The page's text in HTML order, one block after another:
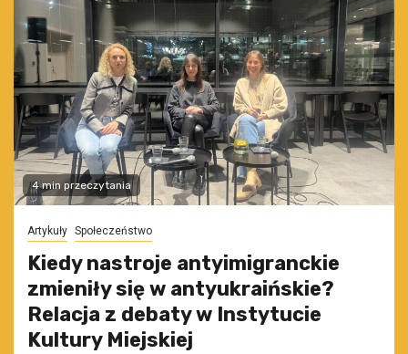
4 min przeczytania
Artykuły Społeczeństwo
Kiedy nastroje antyimigranckie
zmieniły się w antyukraińskie?
Relacja z debaty w Instytucie
Kultury Miejskiej